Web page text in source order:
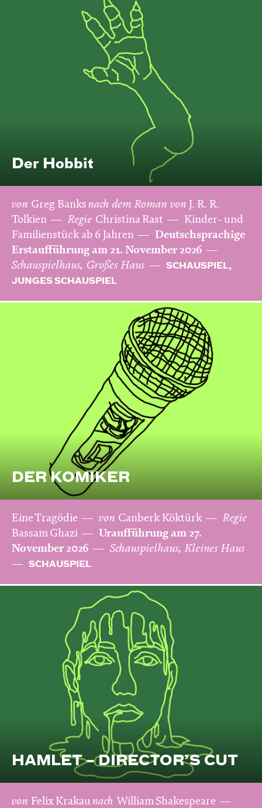
Der Hobbit
von Greg Banks nach dem Roman von J. R. R.
Tolkien
Regie Christina Rast
Kinder- und
Familienstück ab 6 Jahren
Deutschsprachige
Erstaufführung am 21. November 2026
Schauspielhaus, Großes Haus
SCHAUSPIEL,
JUNGES SCHAUSPIEL
DER KOMIKER
Eine Tragödie von Canberk Köktürk
Regie
Bassam Ghazi
Uraufführung am 27.
November 2026
Schauspielhaus, Kleines Haus
SCHAUSPIEL
HAMLET – DIRECTOR’S CUT
von Felix Krakaunach William Shakespeare